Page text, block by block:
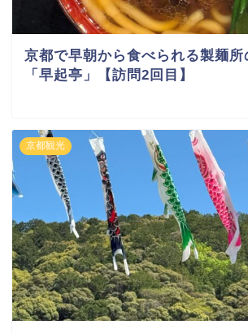
京都で早朝から食べられる製麺所
「早起亭」【訪問2回目】
京都観光